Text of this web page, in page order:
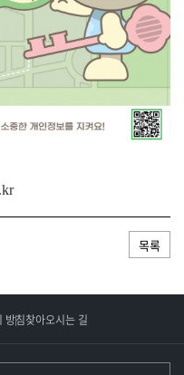
목록
방침찾아오시는 길